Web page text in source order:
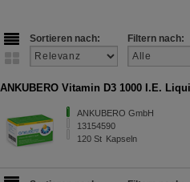
Sortieren nach:
Filtern nach:
ANKUBERO Vitamin D3 1000 I.E.
ANKUBERO GmbH
13154590
120St Kapseln